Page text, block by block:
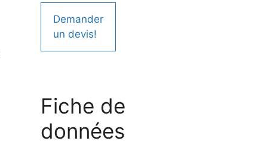
Demander
un devis!
Fiche de
données